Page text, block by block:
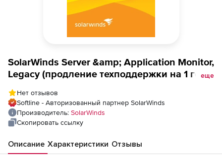
SolarWinds Server &amp; Application Monitor,
Legacy (продление техподдержки на 1 год,
еще
Нет отзывов
Softline - Авторизованный партнер SolarWinds
Производитель: SolarWinds
Скопировать ссылку
Описание Характеристики Отзывы